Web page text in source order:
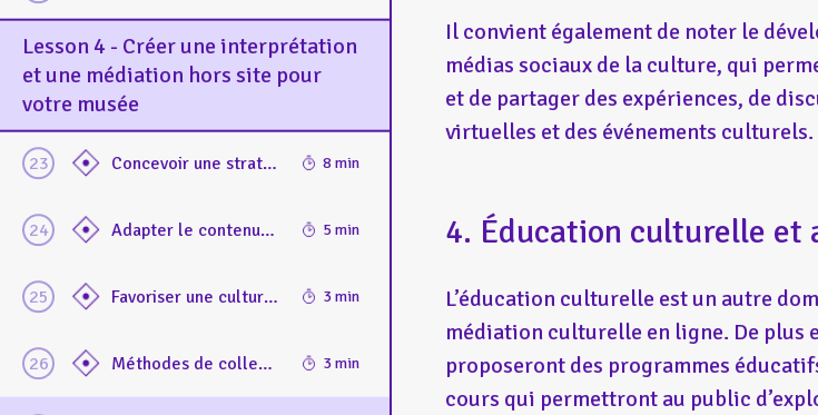
Il convient également de noter le
médias sociaux de la culture, qui
et de partager des expériences, de
virtuelles et des événements culturels.
4. Éducation culturelle et
L’éducation culturelle est un autre
médiation culturelle en ligne. De plus
proposeront des programmes
cours qui permettront au public
Lesson 4 - Créer une interprétation
et une médiation hors site pour
votre musée
Concevoir une stratégie numérique hors les murs cohérente : comment concilier attentes du public et objectifs institutionnels et comment adapter l'exposition pour qu'elle fonctionne hors les murs 8 min
Adapter le contenu et son format à des publics divers : techniques d'adaptation du contenu numérique au contexte linguistique, culturel et aux enjeux d'accessibilité 5 min
Favoriser une culture numérique au sein des équipes : stratégies de formation du personnel aux compétences de médiation numérique hors les murs 3 min
Méthodes de collecte et d'analyse des études de public pour améliorer l'expérience de visite et l’accessibilité 3 min